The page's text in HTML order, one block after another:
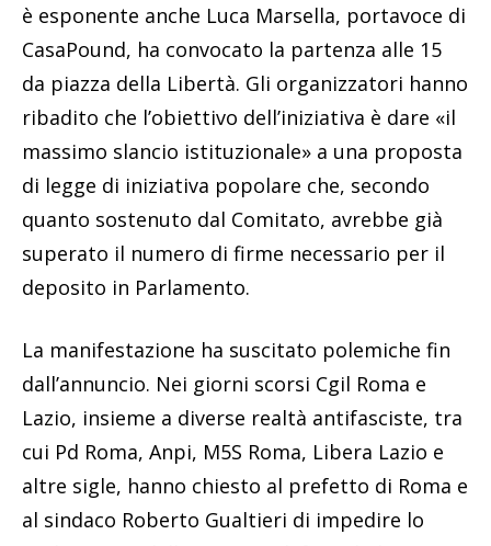
è esponente anche Luca Marsella, portavoce di
CasaPound, ha convocato la partenza alle 15
da piazza della Libertà. Gli organizzatori hanno
ribadito che l’obiettivo dell’iniziativa è dare «il
massimo slancio istituzionale» a una proposta
di legge di iniziativa popolare che, secondo
quanto sostenuto dal Comitato, avrebbe già
superato il numero di firme necessario per il
deposito in Parlamento.
La manifestazione ha suscitato polemiche fin
dall’annuncio. Nei giorni scorsi Cgil Roma e
Lazio, insieme a diverse realtà antifasciste, tra
cui Pd Roma, Anpi, M5S Roma, Libera Lazio e
altre sigle, hanno chiesto al prefetto di Roma e
al sindaco Roberto Gualtieri di impedire lo